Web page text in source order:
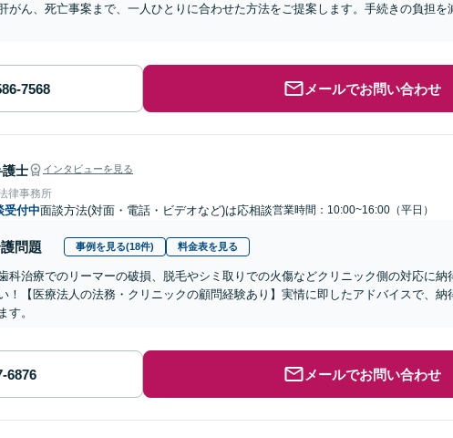
がん、死亡事案まで、一人ひとりに合わせた方法をご提案します。手続きの負担を
メールでお問い合わせ
護士 インタビューを見る
律事務所
受付中面談方法(対面・電話・ビデオなど)は応相談営業時間：10:00~16:00（平日）
問題 事例を見る(18件) 料金表を見る
科治療でのリーマーの破損、脱毛やシミ取りでの火傷などクリニック側の対応に納
！【医療法人の法務・クリニックの顧問経験あり】実情に即したアドバイスで、納
す。
メールでお問い合わせ